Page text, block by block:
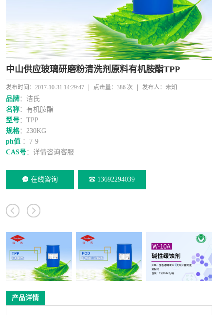
中山供应玻璃研磨粉清洗剂原料有机胺酯TPP
发布时间：2017-10-31 14:29:47 | 点击量：386 次 | 发布人：未知
品牌：洁氏
名称：有机胺酯
型号：TPP
规格：230KG
ph值 ：7-9
CAS号：详情咨询客服
在线咨询 13692294039
产品详情